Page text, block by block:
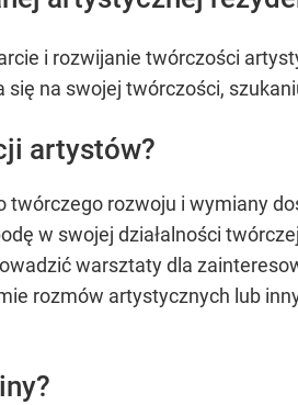
i rozwijanie twórczości
na swojej twórczości,
artystów?
rozwoju i wymiany
w swojej działalności
warsztaty dla
rozmów artystycznych lub